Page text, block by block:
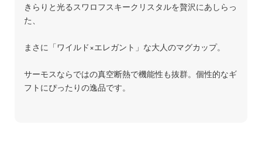
きらりと光るスワロフスキークリスタルを贅沢にあしらっ
た、
まさに「ワイルド×エレガント」な大人のマグカップ。
サーモスならではの真空断熱で機能性も抜群。個性的なギ
フトにぴったりの逸品です。